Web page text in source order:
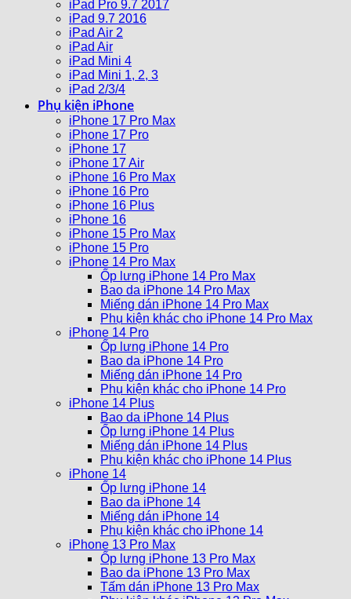
iPad Pro 9.7 2017
iPad 9.7 2016
iPad Air 2
iPad Air
iPad Mini 4
iPad Mini 1, 2, 3
iPad 2/3/4
Phụ kiện iPhone
iPhone 17 Pro Max
iPhone 17 Pro
iPhone 17
iPhone 17 Air
iPhone 16 Pro Max
iPhone 16 Pro
iPhone 16 Plus
iPhone 16
iPhone 15 Pro Max
iPhone 15 Pro
iPhone 14 Pro Max
Ốp lưng iPhone 14 Pro Max
Bao da iPhone 14 Pro Max
Miếng dán iPhone 14 Pro Max
Phụ kiện khác cho iPhone 14 Pro Max
iPhone 14 Pro
Ốp lưng iPhone 14 Pro
Bao da iPhone 14 Pro
Miếng dán iPhone 14 Pro
Phụ kiện khác cho iPhone 14 Pro
iPhone 14 Plus
Bao da iPhone 14 Plus
Ốp lưng iPhone 14 Plus
Miếng dán iPhone 14 Plus
Phụ kiện khác cho iPhone 14 Plus
iPhone 14
Ốp lưng iPhone 14
Bao da iPhone 14
Miếng dán iPhone 14
Phụ kiện khác cho iPhone 14
iPhone 13 Pro Max
Ốp lưng iPhone 13 Pro Max
Bao da iPhone 13 Pro Max
Tấm dán iPhone 13 Pro Max